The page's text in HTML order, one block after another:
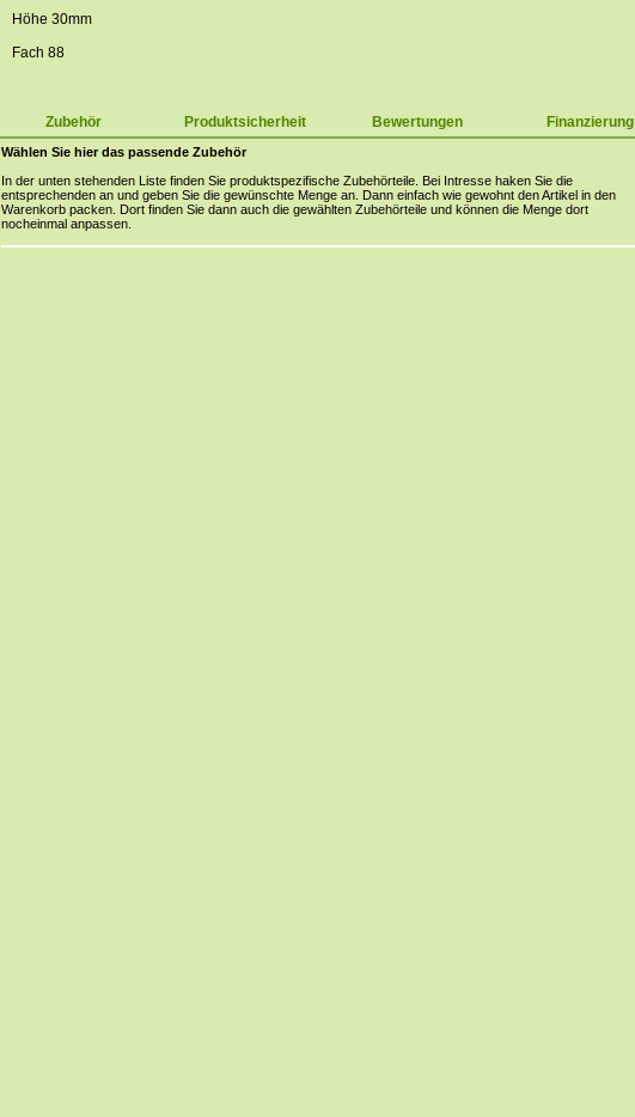
Höhe 30mm
Fach 88
Zubehör Produktsicherheit Bewertungen Finanzierung
Wählen Sie hier das passende Zubehör
In der unten stehenden Liste finden Sie produktspezifische Zubehörteile. Bei Intresse haken Sie die
entsprechenden an und geben Sie die gewünschte Menge an. Dann einfach wie gewohnt den Artikel in den
Warenkorb packen. Dort finden Sie dann auch die gewählten Zubehörteile und können die Menge dort
nocheinmal anpassen.